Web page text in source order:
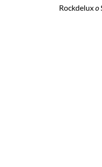
Rockdeluxo